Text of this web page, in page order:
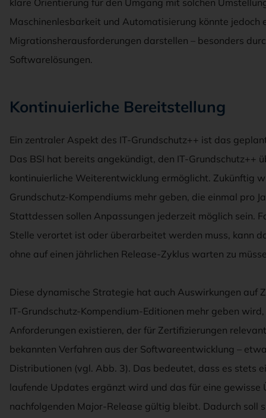
Maschinenlesbarkeit und Automatisierung könnte jedoch
Migrationsherausforderungen darstellen – besonders
Softwarelösungen.
Kontinuierliche Bereitstellung
Ein zentraler Aspekt des IT-Grundschutz++ ist das
Das BSI hat bereits angekündigt, den IT-Grundschutz++
kontinuierliche Weiterentwicklung ermöglicht. Zukünftig
Grundschutz-Kompendiums mehr geben, die einmal pro
Stattdessen sollen Anpassungen jederzeit möglich sein.
Stelle verortet ist oder überarbeitet werden muss, kann
ohne auf einen jährlichen Release-Zyklus warten zu
Diese dynamische Strategie hat auch Auswirkungen auf
IT-Grundschutz-Kompendium-Editionen mehr geben
Anforderungen existieren, der für Zertifizierungen
bekannten Verfahren aus der Softwareentwicklung –
Distributionen (vgl. Abb. 3). Das bedeutet, dass es stets
laufende Updates ergänzt wird und das für eine
nachfolgenden Major-Release gültig bleibt. Dadurch soll